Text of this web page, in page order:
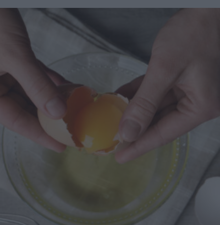
molto popolare perché, oltre a essere una buona fonte di
nutrienti, possono essere consumate ovunque senza
bisogno di ricorrere a dolciumi ultraprocessati. Che tu le
prepari in casa o che ricorra a barrette con frutta secca
salutari, questo tipo di snack è perfetto per l'ufficio, tra una
riunione e l'altra, dopo un allenamento in palestra o anche
in quei giorni in cui vai di fretta. Ti condividiamo 5 motivi
per cui dovresti averne sempre qualcuna in borsa. 1. Puoi
portarle ovunque Uno dei principali benefici delle barrette
senza pensarci troppo: nello zaino per il lavoro o
l'università, in una tasca, o anche lasciarne un paio sulla
scrivania o nell'armadietto della palestra per averle a
portata di mano quando ne hai bisogno. Se un giorno
colazione completa, una barretta può darti energia lungo il
tragitto. Funzionano bene anche quando finisci di allenarti
e hai bisogno di qualcosa di rapido prima di continuare
con la tua routine, o quando non vuoi dipendere da ciò che
trovi fuori casa. 2. Possono essere una merenda sana Tra